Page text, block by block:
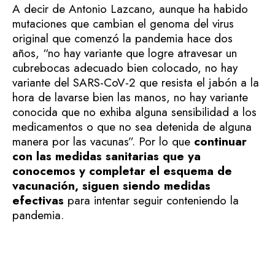
A decir de Antonio Lazcano, aunque ha habido
mutaciones que cambian el genoma del virus
original que comenzó la pandemia hace dos
años, “no hay variante que logre atravesar un
cubrebocas adecuado bien colocado, no hay
variante del SARS-CoV-2 que resista el jabón a la
hora de lavarse bien las manos, no hay variante
conocida que no exhiba alguna sensibilidad a los
medicamentos o que no sea detenida de alguna
manera por las vacunas”. Por lo que continuar
con las medidas sanitarias que ya
conocemos y completar el esquema de
vacunación, siguen siendo medidas
efectivas para intentar seguir conteniendo la
pandemia.